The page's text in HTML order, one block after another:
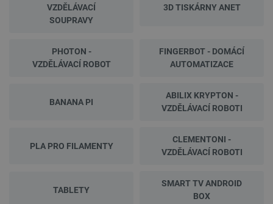
VZDĚLÁVACÍ
SOUPRAVY
3D TISKÁRNY ANET
PHOTON -
VZDĚLÁVACÍ ROBOT
FINGERBOT - DOMÁCÍ
AUTOMATIZACE
BANANA PI
ABILIX KRYPTON -
VZDĚLÁVACÍ ROBOTI
PLA PRO FILAMENTY
CLEMENTONI -
VZDĚLÁVACÍ ROBOTI
TABLETY
SMART TV ANDROID
BOX